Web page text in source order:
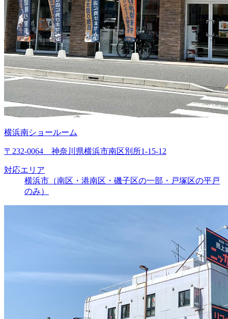
横浜南ショールーム
〒232-0064 神奈川県横浜市南区別所1-15-12
対応エリア
横浜市（南区・港南区・磯子区の一部・戸塚区の平戸
のみ）